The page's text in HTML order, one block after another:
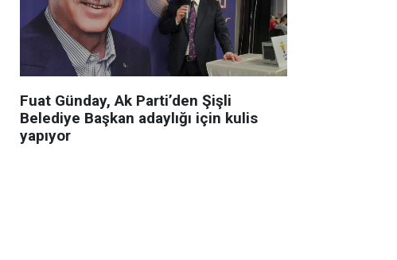
Fuat Günday, Ak Parti’den Şişli
Belediye Başkan adaylığı için kulis
yapıyor